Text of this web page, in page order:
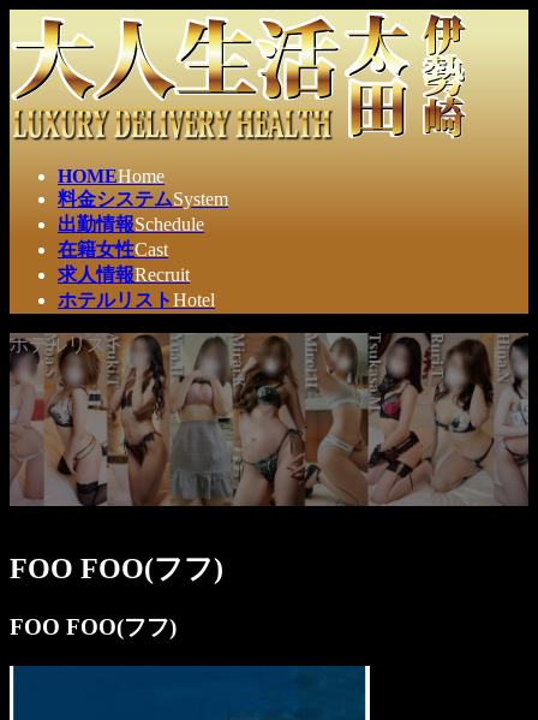
ン
ン
ツ
へ
ビ
ー
シ
ョ
HOMEHome
料金システムSystem
出勤情報Schedule
在籍女性Cast
求人情報Recruit
ホテルリストHotel
ホテルリスト
FOO FOO(フフ)
FOO FOO(フフ)